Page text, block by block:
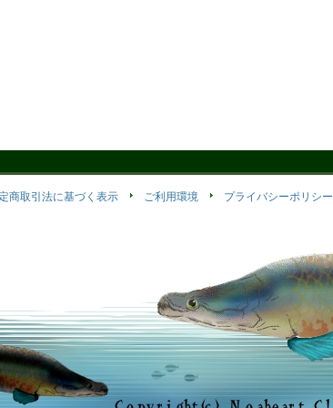
商取引法に基づく表示 ご利用環境 プライバシーポリシー